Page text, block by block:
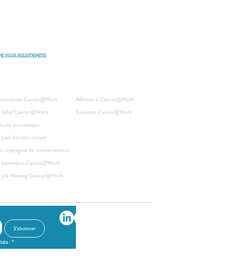
vous accompagne
Cancer@Work
Label Cancer@Work
économique
plan d'action citoyen
campagnes de communication
baromètre Cancer@Work
Job Meeting Cancer@Work​
Adhérez à Cancer@Work
Soutenez Cancer@Work
S'abonner
*